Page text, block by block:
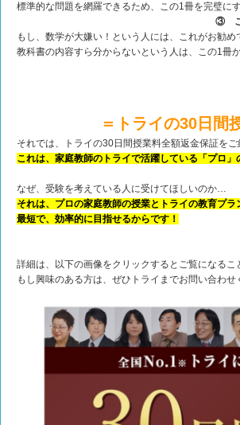
標準的な問題を網羅できるため、この1冊を完璧に
③ こ
もし、数学が大嫌い！という人には、これがお勧め
教科書の内容すら分からないという人は、この1冊
＝トライの30日間
それでは、トライの30日間授業料全額返金保証をご
これは、家庭教師のトライで活躍している「プロ
なぜ、受験を考えている人に受けてほしいのか…
それは、プロの家庭教師の授業とトライの教育プ
最短で、効率的に目指せるからです！
詳細は、以下の画像をクリックするとご覧になるこ
もし興味のある方は、ぜひトライまでお問い合わせ